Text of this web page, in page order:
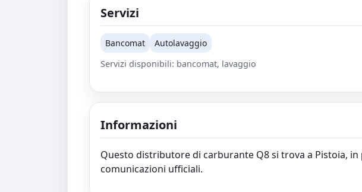
Servizi
Bancomat
Autolavaggio
Servizi disponibili: bancomat, lavaggio
Informazioni
Questo distributore di carburante Q8 si trova a Pistoia,
comunicazioni ufficiali.